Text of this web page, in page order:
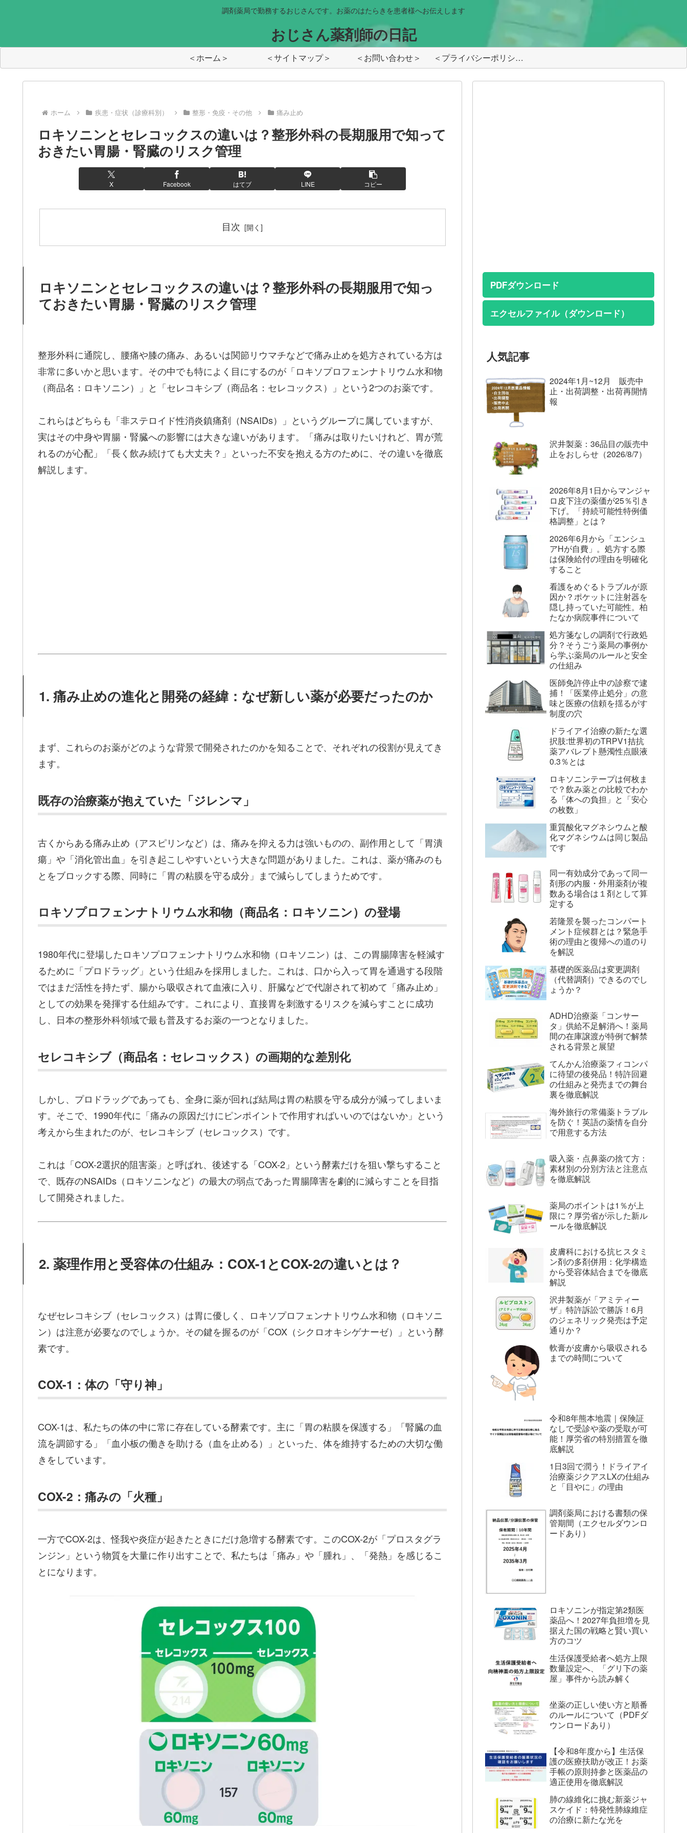
調剤薬局で勤務するおじさんです。お薬のはたらきを患者様へお伝えします
おじさん薬剤師の日記
＜ホーム＞ ＜サイトマップ＞ ＜お問い合わせ＞ ＜プライバシーポリシー＞
ホーム 疾患・症状（診療科別） 整形・免疫・その他 痛み止め
ロキソニンとセレコックスの違いは？整形外科の長期服用で知って
おきたい胃腸・腎臓のリスク管理
X Facebook はてブ LINE コピー
目次
ロキソニンとセレコックスの違いは？整形外科の長期服用で知っ
ておきたい胃腸・腎臓のリスク管理
整形外科に通院し、腰痛や膝の痛み、あるいは関節リウマチなどで痛み止めを処方されている方は
非常に多いかと思います。その中でも特によく目にするのが「ロキソプロフェンナトリウム水和物
（商品名：ロキソニン）」と「セレコキシブ（商品名：セレコックス）」という2つのお薬です。
これらはどちらも「非ステロイド性消炎鎮痛剤（NSAIDs）」というグループに属していますが、
実はその中身や胃腸・腎臓への影響には大きな違いがあります。「痛みは取りたいけれど、胃が荒
れるのが心配」「長く飲み続けても大丈夫？」といった不安を抱える方のために、その違いを徹底
解説します。
1. 痛み止めの進化と開発の経緯：なぜ新しい薬が必要だったのか
まず、これらのお薬がどのような背景で開発されたのかを知ることで、それぞれの役割が見えてき
ます。
既存の治療薬が抱えていた「ジレンマ」
古くからある痛み止め（アスピリンなど）は、痛みを抑える力は強いものの、副作用として「胃潰
瘍」や「消化管出血」を引き起こしやすいという大きな問題がありました。これは、薬が痛みのも
とをブロックする際、同時に「胃の粘膜を守る成分」まで減らしてしまうためです。
ロキソプロフェンナトリウム水和物（商品名：ロキソニン）の登場
1980年代に登場したロキソプロフェンナトリウム水和物（ロキソニン）は、この胃腸障害を軽減す
るために「プロドラッグ」という仕組みを採用しました。これは、口から入って胃を通過する段階
ではまだ活性を持たず、腸から吸収されて血液に入り、肝臓などで代謝されて初めて「痛み止め」
としての効果を発揮する仕組みです。これにより、直接胃を刺激するリスクを減らすことに成功
し、日本の整形外科領域で最も普及するお薬の一つとなりました。
セレコキシブ（商品名：セレコックス）の画期的な差別化
しかし、プロドラッグであっても、全身に薬が回れば結局は胃の粘膜を守る成分が減ってしまいま
す。そこで、1990年代に「痛みの原因だけにピンポイントで作用すればいいのではないか」という
考えから生まれたのが、セレコキシブ（セレコックス）です。
これは「COX-2選択的阻害薬」と呼ばれ、後述する「COX-2」という酵素だけを狙い撃ちすること
で、既存のNSAIDs（ロキソニンなど）の最大の弱点であった胃腸障害を劇的に減らすことを目指
して開発されました。
2. 薬理作用と受容体の仕組み：COX-1とCOX-2の違いとは？
なぜセレコキシブ（セレコックス）は胃に優しく、ロキソプロフェンナトリウム水和物（ロキソニ
ン）は注意が必要なのでしょうか。その鍵を握るのが「COX（シクロオキシゲナーゼ）」という酵
素です。
COX-1：体の「守り神」
COX-1は、私たちの体の中に常に存在している酵素です。主に「胃の粘膜を保護する」「腎臓の血
流を調節する」「血小板の働きを助ける（血を止める）」といった、体を維持するための大切な働
きをしています。
COX-2：痛みの「火種」
一方でCOX-2は、怪我や炎症が起きたときにだけ急増する酵素です。このCOX-2が「プロスタグラ
ンジン」という物質を大量に作り出すことで、私たちは「痛み」や「腫れ」、「発熱」を感じるこ
とになります。
PDFダウンロード
エクセルファイル（ダウンロード）
人気記事
2024年1月~12月 販売中
止・出荷調整・出荷再開情
報
沢井製薬：36品目の販売中
止をおしらせ（2026/8/7）
2026年8月1日からマンジャ
ロ皮下注の薬価が25％引き
下げ。「持続可能性特例価
格調整」とは？
2026年6月から「エンシュ
アHが自費」。処方する際
は保険給付の理由を明確化
すること
看護をめぐるトラブルが原
因か？ポケットに注射器を
隠し持っていた可能性。柏
たなか病院事件について
処方箋なしの調剤で行政処
分？そうごう薬局の事例か
ら学ぶ薬局のルールと安全
の仕組み
医師免許停止中の診察で逮
捕！「医業停止処分」の意
味と医療の信頼を揺るがす
制度の穴
ドライアイ治療の新たな選
択肢:世界初のTRPV1拮抗
薬アバレプト懸濁性点眼液
0.3％とは
ロキソニンテープは何枚ま
で？飲み薬との比較でわか
る「体への負担」と「安心
の枚数」
重質酸化マグネシウムと酸
化マグネシウムは同じ製品
です
同一有効成分であって同一
剤形の内服・外用薬剤が複
数ある場合は１剤として算
定する
若隆景を襲ったコンパート
メント症候群とは？緊急手
術の理由と復帰への道のり
を解説
基礎的医薬品は変更調剤
（代替調剤）できるのでし
ょうか？
ADHD治療薬「コンサー
タ」供給不足解消へ！薬局
間の在庫譲渡が特例で解禁
される背景と展望
てんかん治療薬フィコンパ
に待望の後発品！特許回避
の仕組みと発売までの舞台
裏を徹底解説
海外旅行の常備薬トラブル
を防ぐ！英語の薬情を自分
で用意する方法
吸入薬・点鼻薬の捨て方：
素材別の分別方法と注意点
を徹底解説
薬局のポイントは1％が上
限に？厚労省が示した新ル
ールを徹底解説
皮膚科における抗ヒスタミ
ン剤の多剤併用：化学構造
から受容体結合までを徹底
解説
沢井製薬が「アミティー
ザ」特許訴訟で勝訴！6月
のジェネリック発売は予定
通りか？
軟膏が皮膚から吸収される
までの時間について
令和8年熊本地震｜保険証
なしで受診や薬の受取が可
能！厚労省の特別措置を徹
底解説
1日3回で潤う！ドライアイ
治療薬ジクアスLXの仕組み
と「目やに」の理由
調剤薬局における書類の保
管期間（エクセルダウンロ
ードあり）
ロキソニンが指定第2類医
薬品へ！2027年負担増を見
据えた国の戦略と賢い買い
方のコツ
生活保護受給者へ処方上限
数量設定へ、「グリ下の薬
屋」事件から読み解く
坐薬の正しい使い方と順番
のルールについて（PDFダ
ウンロードあり）
【令和8年度から】生活保
護の医療扶助が改正！お薬
手帳の原則持参と医薬品の
適正使用を徹底解説
肺の線維化に挑む新薬ジャ
スケイド：特発性肺線維症
の治療に新たな光を